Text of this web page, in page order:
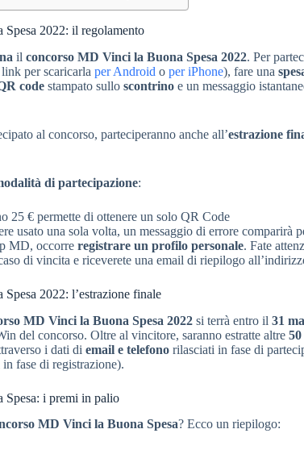
2022: il regolamento
il concorso MD Vinci la Buona Spesa 2022. Per
per scaricarla per Android o per iPhone), fare una
code stampato sullo scontrino e un messaggio
al concorso, parteciperanno anche all’estrazione
di partecipazione:
25 € permette di ottenere un solo QR Code
usato una sola volta, un messaggio di errore
MD, occorre registrare un profilo personale. Fate
di vincita e riceverete una email di riepilogo
2022: l’estrazione finale
MD Vinci la Buona Spesa 2022 si terrà entro il 31
del concorso. Oltre al vincitore, saranno estratte altre
i dati di email e telefono rilasciati in fase di
fase di registrazione).
i premi in palio
MD Vinci la Buona Spesa? Ecco un riepilogo: